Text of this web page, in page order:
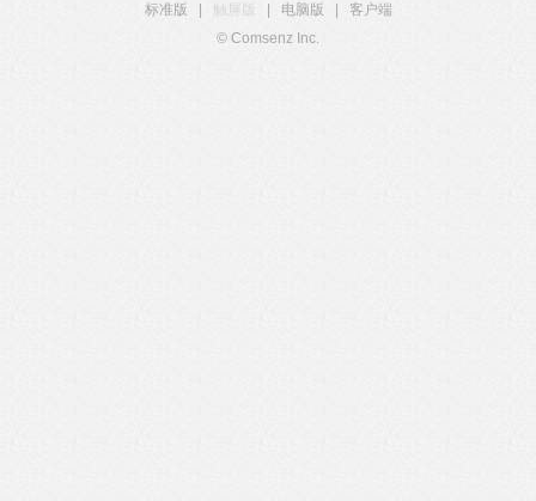
标准版
触屏版 电脑版
客户端
© Comsenz Inc.